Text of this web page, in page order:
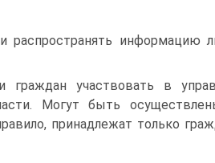
и распространять информацию
граждан участвовать в
Могут быть
принадлежат только